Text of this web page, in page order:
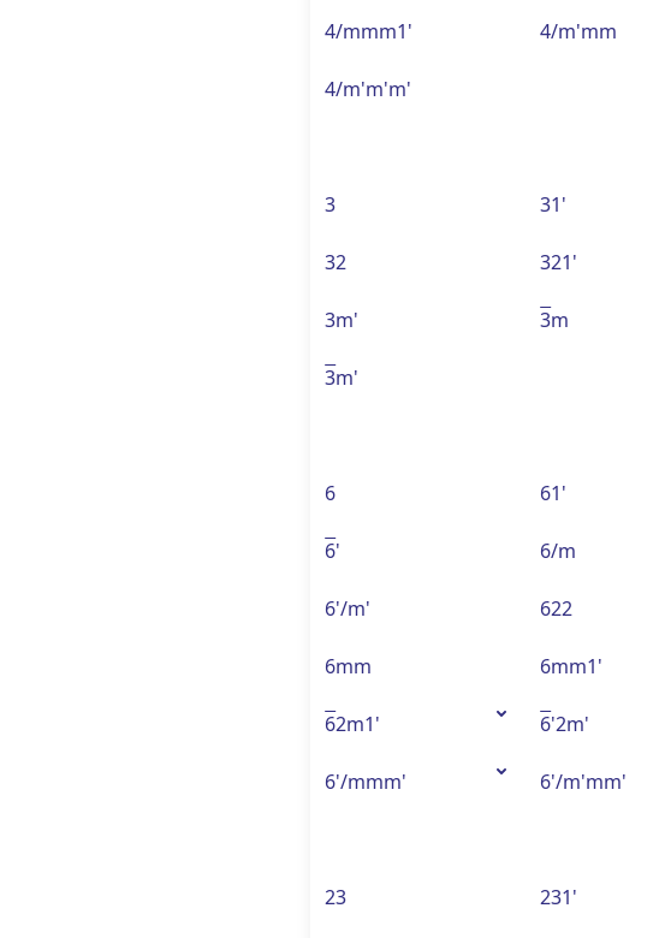
4/mmm1' 4/m'mm
4/m'm'm'
3 31'
32 321'
3m' 3m
3m'
6 61'
6' 6/m
6'/m' 622
6mm 6mm1'
62m1' 6'2m'
6'/mmm' 6'/m'mm'
23 231'